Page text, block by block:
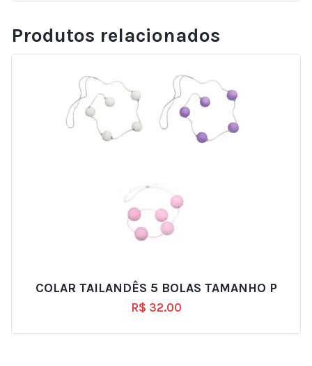
Produtos relacionados
COLAR TAILANDÊS 5 BOLAS TAMANHO P
R$ 32.00